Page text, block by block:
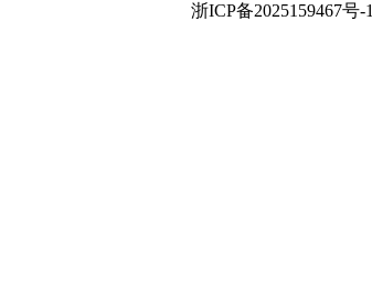
浙ICP备2025159467号-1